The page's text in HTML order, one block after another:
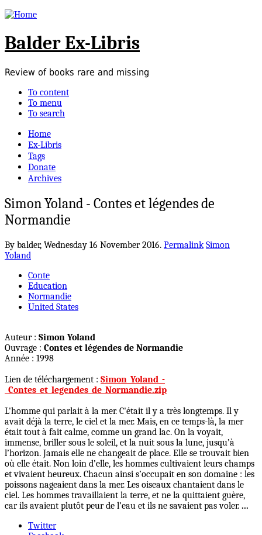
Balder Ex-Libris
Review of books rare and missing
To content
To menu
To search
Home
Ex-Libris
Tags
Donate
Archives
Simon Yoland - Contes et légendes de
Normandie
By balder, Wednesday 16 November 2016. Permalink Simon
Yoland
Conte
Education
Normandie
United States
Auteur : Simon Yoland
Ouvrage : Contes et légendes de Normandie
Année : 1998
Lien de téléchargement : Simon_Yoland_-
_Contes_et_legendes_de_Normandie.zip
L'homme qui parlait à la mer. C'était il y a très longtemps. Il y
avait déjà la terre, le ciel et la mer. Mais, en ce temps-là, la mer
était tout à fait calme, comme un grand lac. On la voyait,
immense, briller sous le soleil, et la nuit sous la lune, jusqu’à
l’horizon. Jamais elle ne changeait de place. Elle se trouvait bien
où elle était. Non loin d’elle, les hommes cultivaient leurs champs
et vivaient heureux. Chacun ainsi s’occupait en son domaine : les
poissons nageaient dans la mer. Les oiseaux chantaient dans le
ciel. Les hommes travaillaient la terre, et ne la quittaient guère,
car ils avaient plutôt peur de l’eau et ils ne savaient pas voler. ...
Twitter